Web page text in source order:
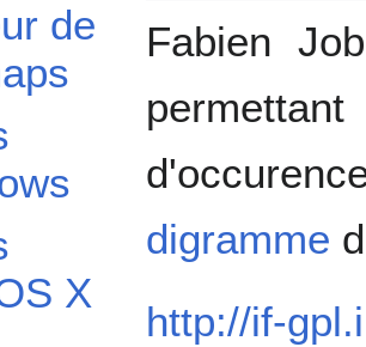
de
X
Fabien
digramme
http://if-